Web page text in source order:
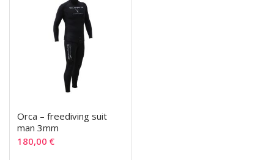
Orca – freediving suit
man 3mm
180,00 €